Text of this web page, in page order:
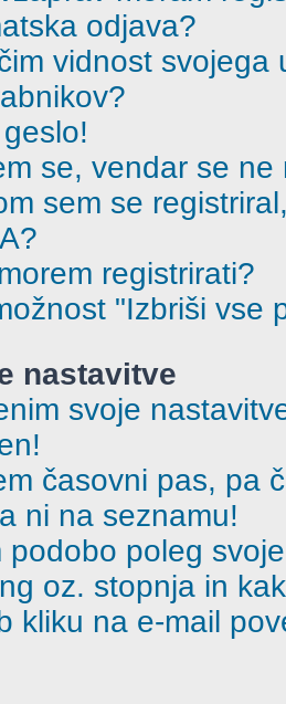
odjava?
vidnost
se, vendar se ne
sem se
registrirati?
"Izbriši vse
nastavitve
svoje
časovni pas, pa
ni na seznamu!
podobo poleg
oz. stopnja in
kliku na e-mail